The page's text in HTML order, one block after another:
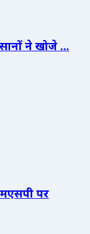
ने खोजे ...
पर